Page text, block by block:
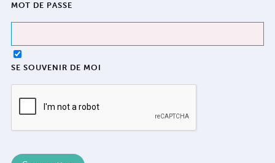
MOT DE PASSE
SE SOUVENIR DE MOI